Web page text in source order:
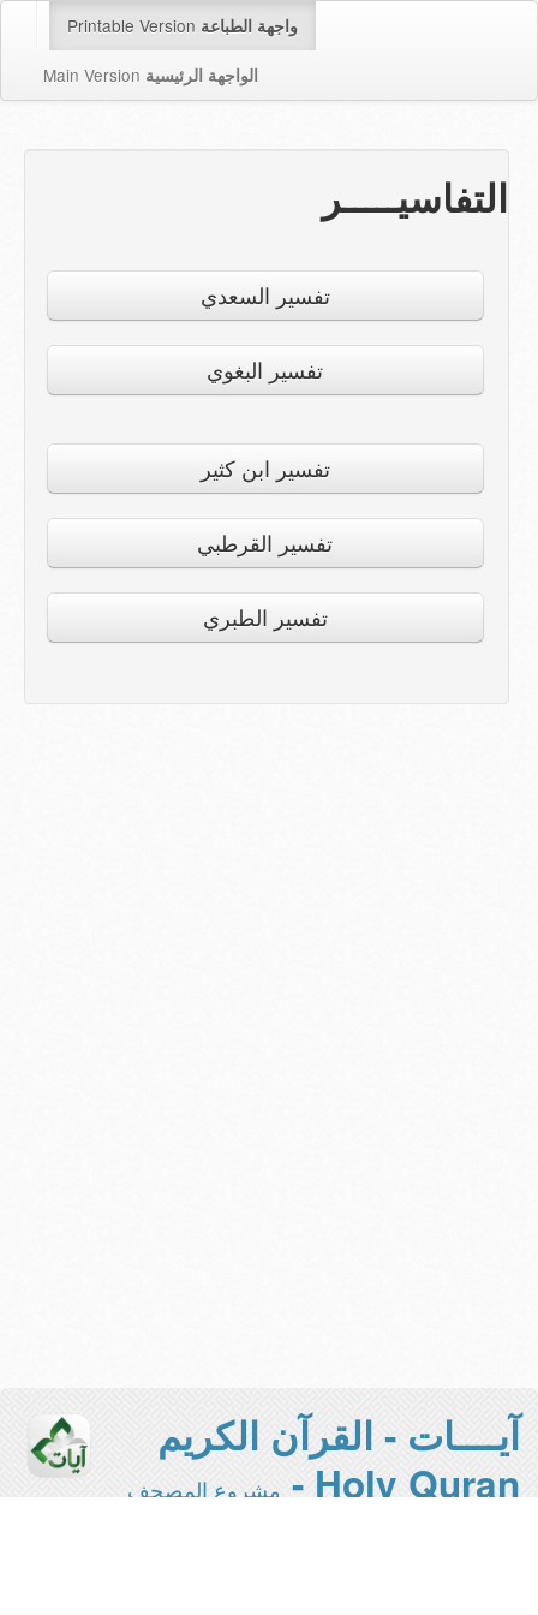
Printable Version واجهة الطباعة
Main Version الواجهة الرئيسية
التفاسيـــــر
تفسير السعدي
تفسير البغوي
تفسير ابن كثير
تفسير القرطبي
تفسير الطبري
آيــــات - القرآن الكريم
Holy Quran -
مشروع المصحف